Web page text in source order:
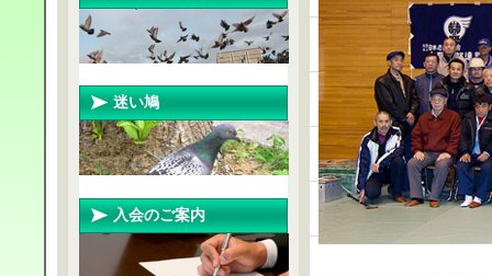
迷い鳩
入会のご案内